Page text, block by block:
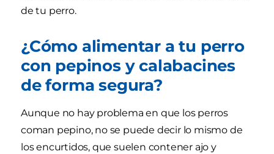
de tu perro.
¿Cómo alimentar a tu perro
con pepinos y calabacines
de forma segura?
Aunque no hay problema en que los perros
coman pepino, no se puede decir lo mismo de
los encurtidos, que suelen contener ajo y